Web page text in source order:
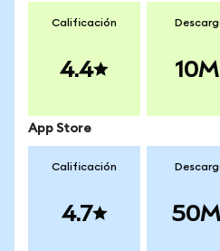
Calificación
4.4
App Store
Calificación
4.7